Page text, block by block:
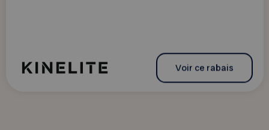
Voir ce rabais